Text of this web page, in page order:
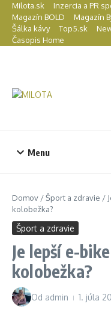
Preskočiť na obsah
Milota.sk
Inzercia a PR
Magazín BOLD
Magazín
Šálka kávy
Top5.sk
Časopis Home
Menu
Domov /Šport a zdravie /
kolobežka?
Šport a zdravie
Je lepší e-
kolobežka?
Od admin 1. júla